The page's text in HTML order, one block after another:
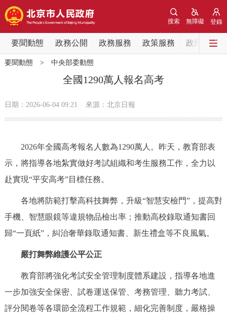
登錄
無障礙
搜索
要聞動態 政務公開 政務服務 政策服務 政民互動
要聞動態
黨中央精神
政務公開
市領導 機構職能
決策公開
個人服務 法人服務 部門服務
要聞動態> 中央部委動態
全國1290萬人報名高考
日期：2026-06-04 09:21 來源：北京日報
2026年全國高考報名人數為1290萬人。昨天，教育部表
示，將指導各地紮實做好考試組織和考生服務工作，全力以
赴實現“平安高考”目標任務。
各地將防範打擊高科技舞弊，升級“智慧安檢門”，提高對
手機、智慧眼鏡等違規物品檢出率；推動高校錄取通知書回
歸“一頁紙”，糾治奢華錄取通知書、新生禮盒等不良風氣。
嚴打舞弊維護公平公正
教育部將強化考試安全管理制度體系建設，指導各地進
一步加強安全保密、試卷運送保管、考務管理、聽力考試、
評分閱卷等各環節全流程工作規範，細化完善制度，嚴格操